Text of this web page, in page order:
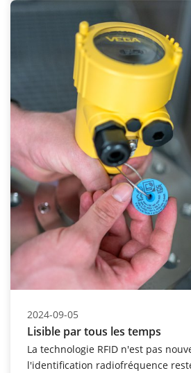
2024-09-05
Lisible par tous les temps
La technologie RFID n'est pas
l'identification radiofréquence